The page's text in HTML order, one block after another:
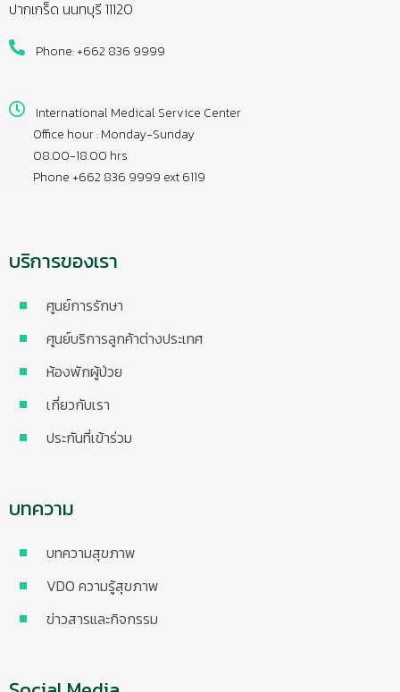
ปากเกร็ด นนทบุรี 11120
Phone: +662 836 9999
International Medical Service Center
Office hour : Monday-Sunday
08.00-18.00 hrs
Phone +662 836 9999 ext 6119
บริการของเรา
ศูนย์การรักษา
ศูนย์บริการลูกค้าต่างประเทศ
ห้องพักผู้ป่วย
เกี่ยวกับเรา
ประกันที่เข้าร่วม
บทความ
บทความสุขภาพ
VDO ความรู้สุขภาพ
ข่าวสารและกิจกรรม